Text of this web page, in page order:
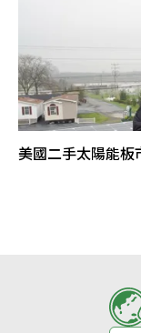
美國二手太陽能板